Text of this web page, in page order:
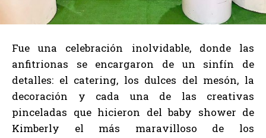
Fue una celebración inolvidable, donde las
anfitrionas se encargaron de un sinfín de
detalles: el catering, los dulces del mesón, la
decoración y cada una de las creativas
pinceladas que hicieron del baby shower de
Kimberly el más maravilloso de los